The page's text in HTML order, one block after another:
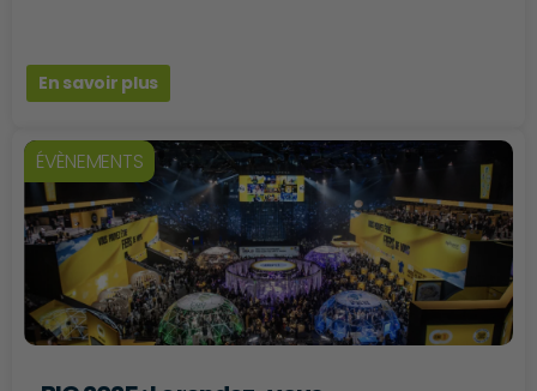
En savoir plus
ÉVÈNEMENTS